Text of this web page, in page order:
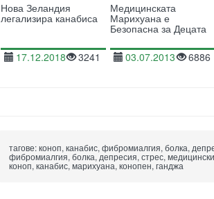
Нова Зеландия
легализира канабиса
17.12.2018 3241
Медицинската
Марихуана е
Безопасна за Децата
03.07.2013 6886
тагове: коноп, канабис, фибромиалгия, болка,
фибромиалгия, болка, депресия, стрес,
коноп, канабис, марихуана, конопен, ганджа